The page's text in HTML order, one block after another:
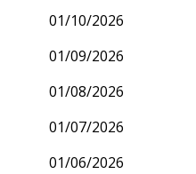
01/10/2026
01/09/2026
01/08/2026
01/07/2026
01/06/2026